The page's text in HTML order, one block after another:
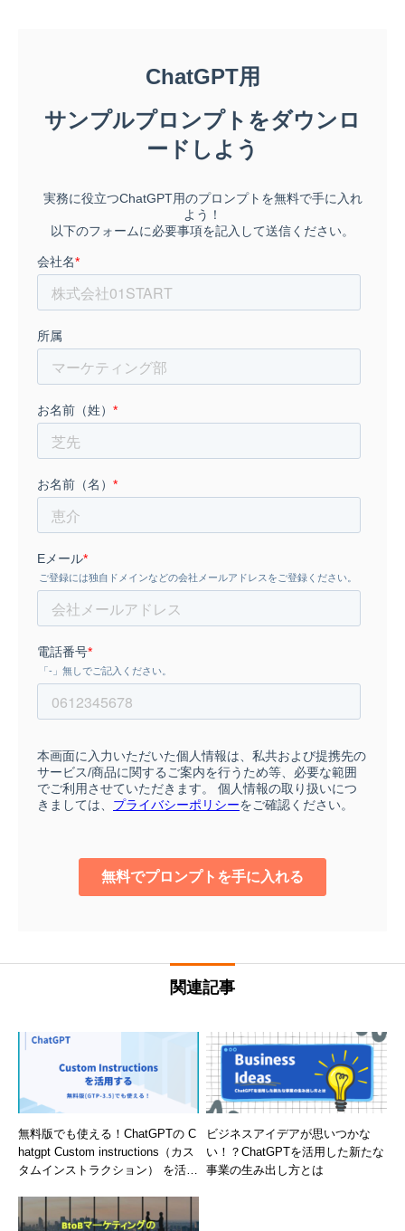
関連記事
無料版でも使える！ChatGPTの C
hatgpt Custom instructions（カス
タムインストラクション） を活用
ビジネスアイデアが思いつかな
い！？ChatGPTを活用した新たな
事業の生み出し方とは